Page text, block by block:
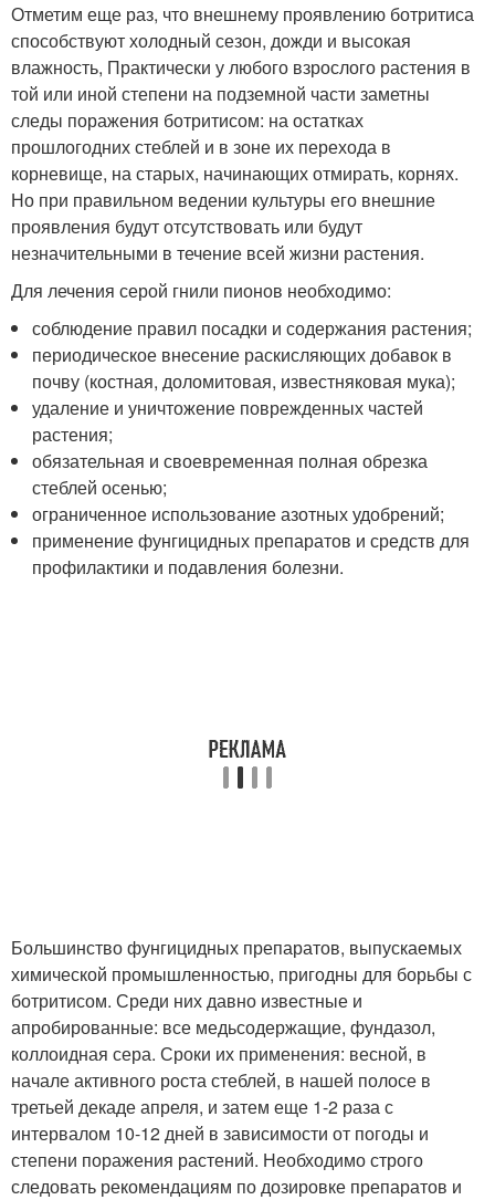
Отметим еще раз, что внешнему проявлению ботритиса
способствуют холодный сезон, дожди и высокая
влажность, Практически у любого взрослого растения в
той или иной степени на подземной части заметны
следы поражения ботритисом: на остатках
прошлогодних стеблей и в зоне их перехода в
корневище, на старых, начинающих отмирать, корнях.
Но при правильном ведении культуры его внешние
проявления будут отсутствовать или будут
незначительными в течение всей жизни растения.
Для лечения серой гнили пионов необходимо:
соблюдение правил посадки и содержания растения;
периодическое внесение раскисляющих добавок в
почву (костная, доломитовая, известняковая мука);
удаление и уничтожение поврежденных частей
растения;
обязательная и своевременная полная обрезка
стеблей осенью;
ограниченное использование азотных удобрений;
применение фунгицидных препаратов и средств для
профилактики и подавления болезни.
Большинство фунгицидных препаратов, выпускаемых
химической промышленностью, пригодны для борьбы с
ботритисом. Среди них давно известные и
апробированные: все медьсодержащие, фундазол,
коллоидная сера. Сроки их применения: весной, в
начале активного роста стеблей, в нашей полосе в
третьей декаде апреля, и затем еще 1-2 раза с
интервалом 10-12 дней в зависимости от погоды и
степени поражения растений. Необходимо строго
следовать рекомендациям по дозировке препаратов и